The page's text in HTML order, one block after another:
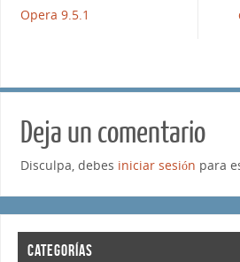
Opera 9.5.1
Deja un comentario
Disculpa, debes iniciar sesión para
CATEGORÍAS